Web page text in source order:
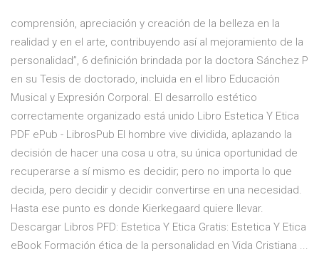
comprensión, apreciación y creación de la belleza en la
realidad y en el arte, contribuyendo así al mejoramiento de la
personalidad’’, 6 definición brindada por la doctora Sánchez P
en su Tesis de doctorado, incluida en el libro Educación
Musical y Expresión Corporal. El desarrollo estético
correctamente organizado está unido Libro Estetica Y Etica
PDF ePub - LibrosPub El hombre vive dividida, aplazando la
decisión de hacer una cosa u otra, su única oportunidad de
recuperarse a sí mismo es decidir; pero no importa lo que
decida, pero decidir y decidir convertirse en una necesidad.
Hasta ese punto es donde Kierkegaard quiere llevar.
Descargar Libros PFD: Estetica Y Etica Gratis: Estetica Y Etica
eBook Formación ética de la personalidad en Vida Cristiana ...